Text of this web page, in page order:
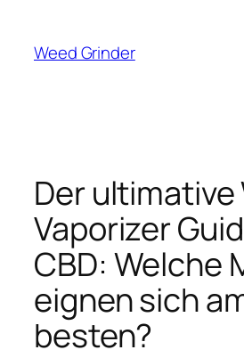
springen
Weed Grinder
Der ultimative
Vaporizer
CBD: Welche
eignen sich
besten?